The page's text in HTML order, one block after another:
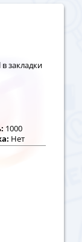
закладки
1000
Нет